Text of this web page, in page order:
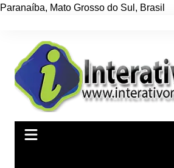
Paranaíba, Mato Grosso do Sul , Brasil
conteúdo